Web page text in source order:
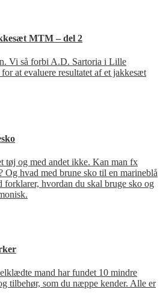
MTM – del 2
Vi så forbi A.D. Sartoria i Lille
at evaluere resultatet af et jakkesæt
tøj og med andet ikke. Kan man fx
hvad med brune sko til en marineblå
hvordan du skal bruge sko og
mand har fundet 10 mindre
tilbehør, som du næppe kender. Alle er